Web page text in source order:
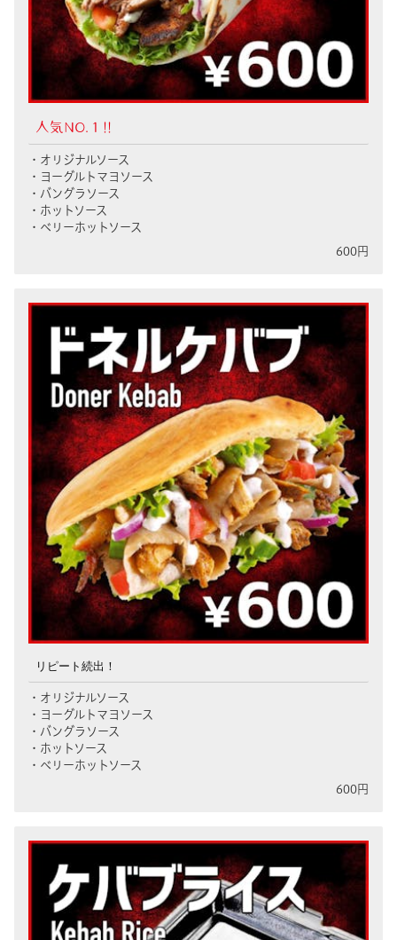
人気NO.１!!
・オリジナルソース
・ヨーグルトマヨソース
・バングラソース
・ホットソース
・ベリーホットソース
600円
リピート続出！
・オリジナルソース
・ヨーグルトマヨソース
・バングラソース
・ホットソース
・ベリーホットソース
600円